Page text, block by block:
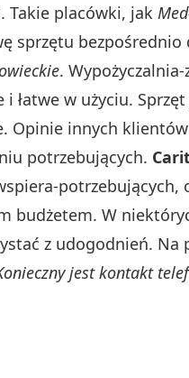
Takie placówki, jak
sprzętu
.
w użyciu.
Opinie innych
potrzebujących.
budżetem. W
z udogodnień. Na
jest kontakt